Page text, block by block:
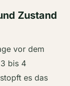
Zustand
vor dem
bis 4
es das